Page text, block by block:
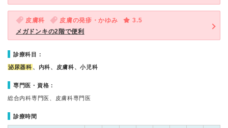
皮膚科 皮膚の発疹・かゆみ
3.5
メガドンキの2階で便利
診療科目：
泌尿器科 、内科、皮膚科、小児科
専門医・資格：
総合内科専門医、皮膚科専門医
診療時間